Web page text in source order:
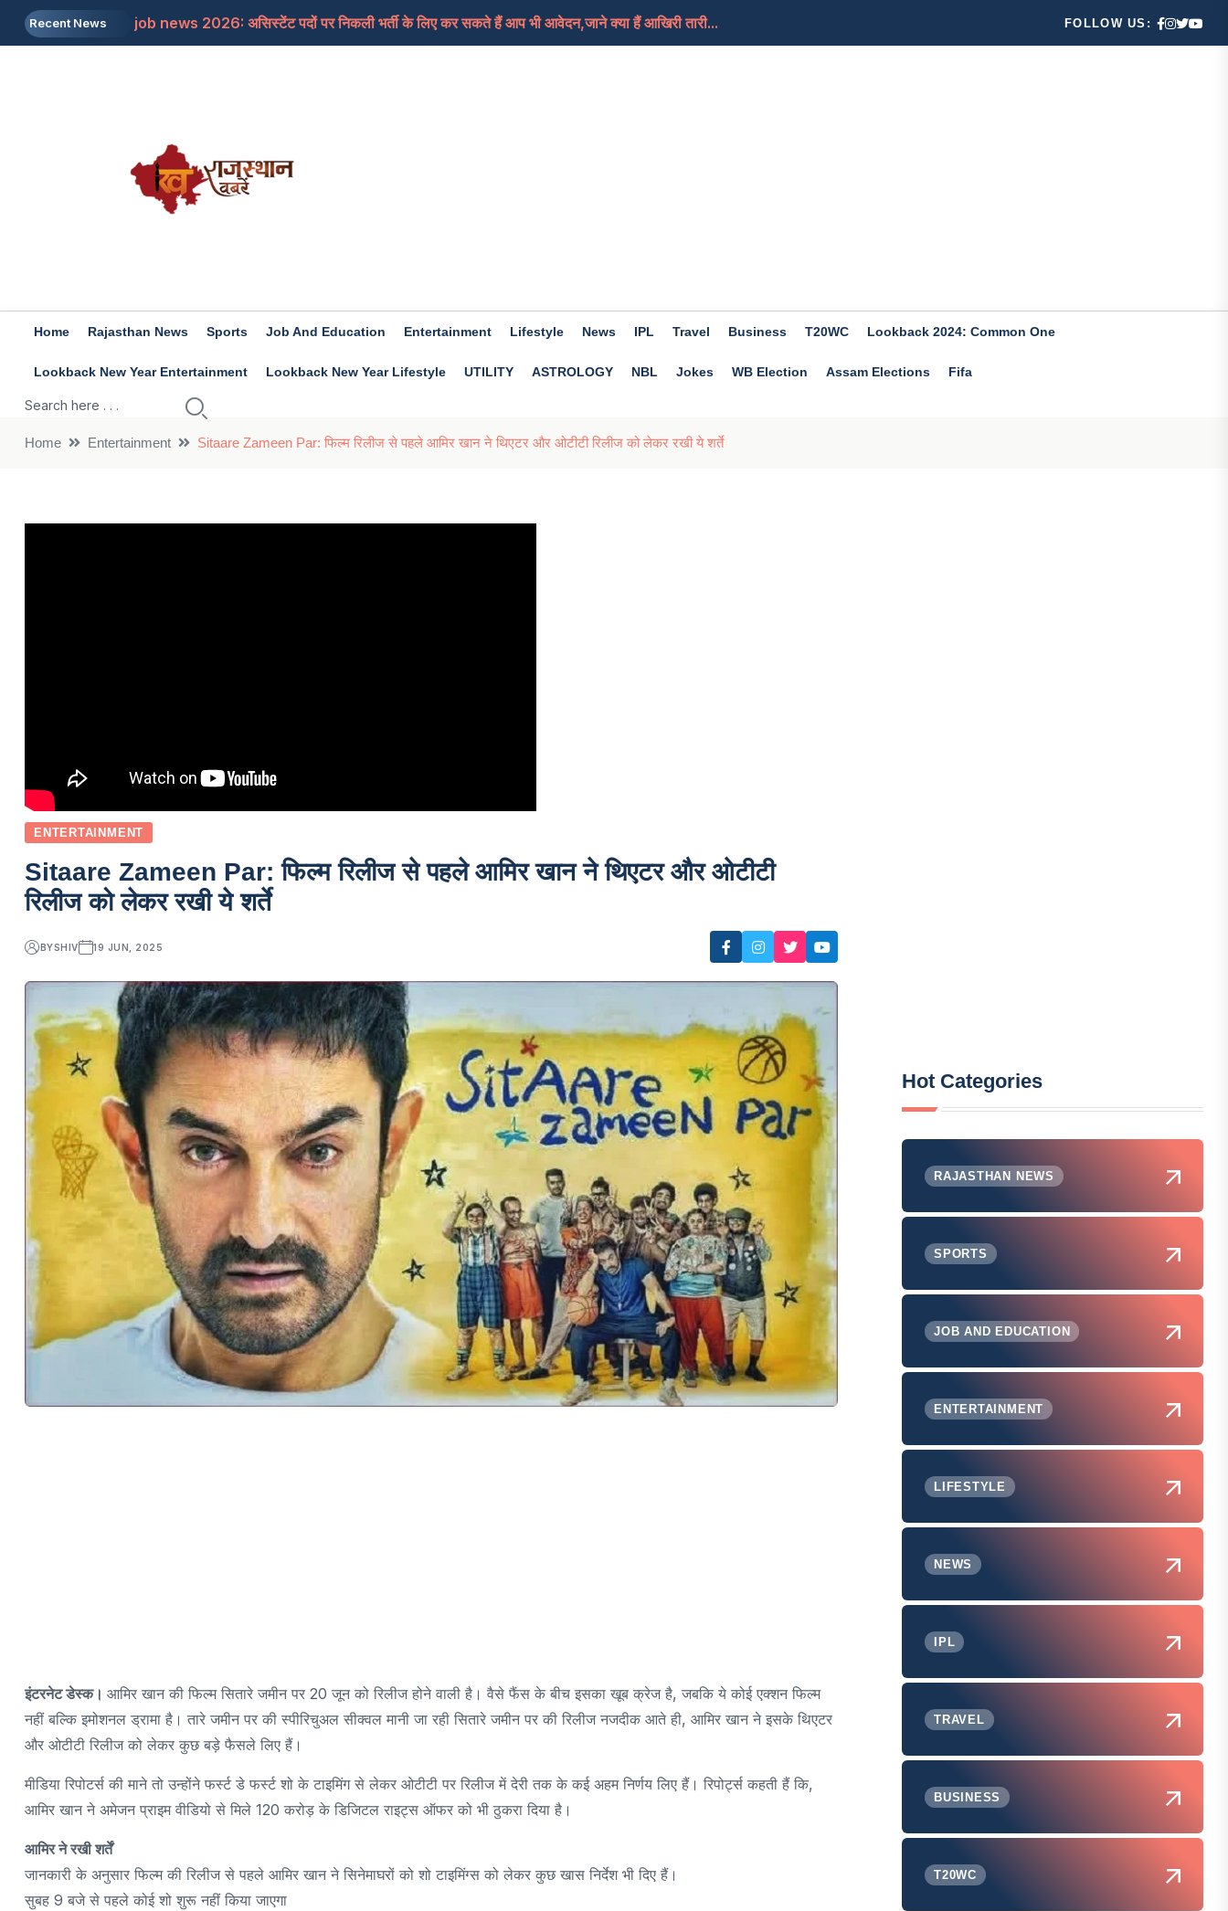
Recent News
job news 2026: असिस्टेंट पदों पर निकली भर्ती के लिए कर सकते हैं आप भी आवेदन,जाने क्या हैं आखिरी तारी...
Rashifal 9 aug 2026: इन राशियों के जातकों के लिए अच्छा होगा दिन, कामकाज में मिलेगी सफलता, जाने क्या...
FOLLOW US:
Home Rajasthan News Sports Job And Education Entertainment Lifestyle News IPL Travel Business T20WC Lookback 2024: Common One
Lookback New Year Entertainment Lookback New Year Lifestyle UTILITY ASTROLOGY NBL Jokes WB Election Assam Elections Fifa
Home Entertainment Sitaare Zameen Par: फिल्म रिलीज से पहले आमिर खान ने थिएटर और ओटीटी रिलीज को लेकर रखी ये शर्ते
ENTERTAINMENT
Sitaare Zameen Par: फिल्म रिलीज से पहले आमिर खान ने थिएटर और ओटीटी
रिलीज को लेकर रखी ये शर्ते
BYSHIV 19 JUN, 2025
इंटरनेट डेस्क। आमिर खान की फिल्म सितारे जमीन पर 20 जून को रिलीज होने वाली है। वैसे फैंस के बीच इसका खूब क्रेज है, जबकि ये कोई एक्शन फिल्म
नहीं बल्कि इमोशनल ड्रामा है। तारे जमीन पर की स्पीरिचुअल सीक्वल मानी जा रही सितारे जमीन पर की रिलीज नजदीक आते ही, आमिर खान ने इसके थिएटर
और ओटीटी रिलीज को लेकर कुछ बड़े फैसले लिए हैं।
मीडिया रिपोटर्स की माने तो उन्होंने फर्स्ट डे फर्स्ट शो के टाइमिंग से लेकर ओटीटी पर रिलीज में देरी तक के कई अहम निर्णय लिए हैं। रिपोर्ट्स कहती हैं कि,
आमिर खान ने अमेजन प्राइम वीडियो से मिले 120 करोड़ के डिजिटल राइट्स ऑफर को भी ठुकरा दिया है।
आमिर ने रखी शर्तें
जानकारी के अनुसार फिल्म की रिलीज से पहले आमिर खान ने सिनेमाघरों को शो टाइमिंग्स को लेकर कुछ खास निर्देश भी दिए हैं।
सुबह 9 बजे से पहले कोई शो शुरू नहीं किया जाएगा
Hot Categories
RAJASTHAN NEWS
SPORTS
JOB AND EDUCATION
ENTERTAINMENT
LIFESTYLE
NEWS
IPL
TRAVEL
BUSINESS
T20WC